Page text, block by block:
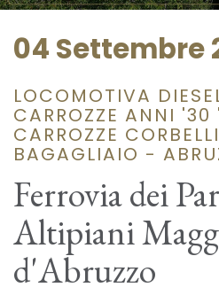
04 Settembre
LOCOMOTIVA
CARROZZE ANNI '30
CARROZZE
BAGAGLIAIO -
Ferrovia dei
Altipiani
d'Abruzzo